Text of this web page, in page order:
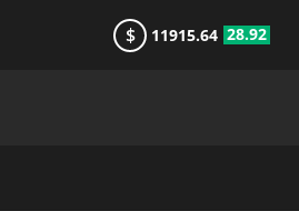
$ 11915.64 28.92